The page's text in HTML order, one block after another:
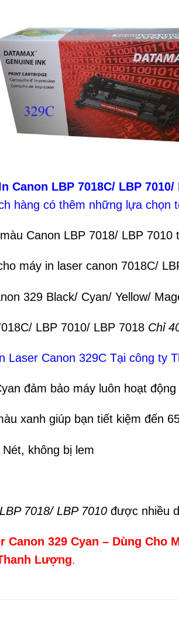
Canon LBP 7018C/ LBP 7010/
hàng có thêm những lựa chọn
Canon LBP 7018/ LBP 7010
máy in laser canon 7018C/
329 Black/ Cyan/ Yellow/
LBP 7010/ LBP 7018 Chỉ
Laser Canon 329C Tại công ty
đảm bảo máy luôn hoạt
xanh giúp bạn tiết kiệm đến
không bị lem
7018/ LBP 7010 được nhiều
Canon 329 Cyan – Dùng Cho
Lượng.